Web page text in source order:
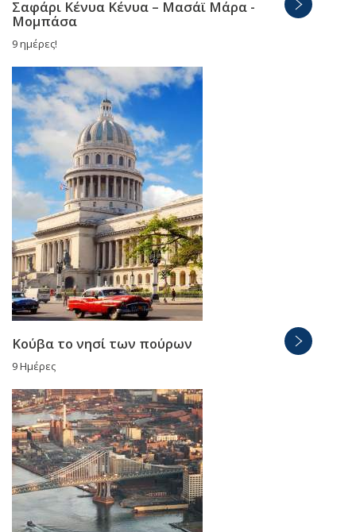
Σαφάρι Κένυα Κένυα – Μασάϊ Μάρα -
Μομπάσα
9 ημέρες!
Κούβα το νησί των πούρων
9 Ημέρες